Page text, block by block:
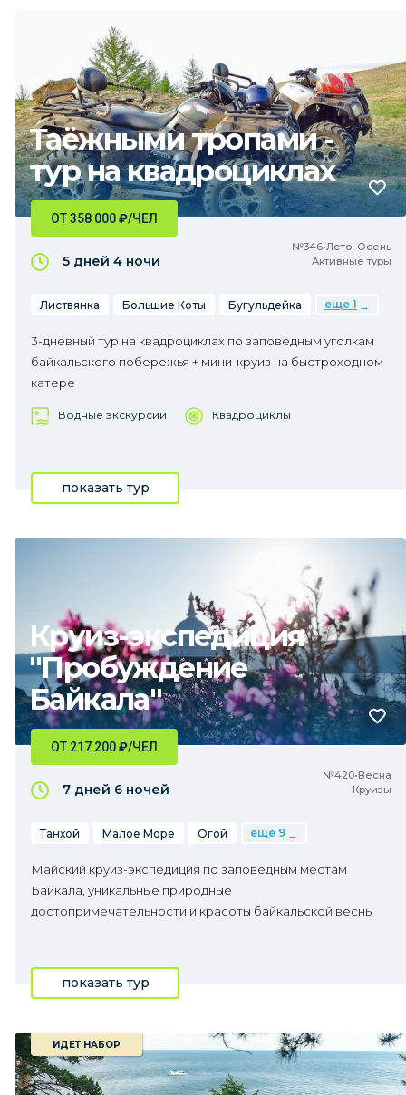
Таёжными тропами -
тур на квадроциклах
№346•Лето, Осень
Активные туры
ОТ 358 000₽/ЧЕЛ
5 дней 4 ночи
Листвянка Большие Коты Бугульдейка еще 1
3-дневный тур на квадроциклах по заповедным уголкам
байкальского побережья + мини-круиз на быстроходном
катере
Водные экскурсии Квадроциклы
показать тур
Круиз-экспедиция
"Пробуждение
Байкала"
№420•Весна
Круизы
ОТ 217 200₽/ЧЕЛ
7 дней 6 ночей
Танхой Малое Море Огой еще 9
Майский круиз-экспедиция по заповедным местам
Байкала, уникальные природные
достопримечательности и красоты байкальской весны
показать тур
ИДЕТ НАБОР